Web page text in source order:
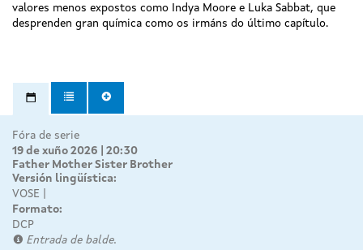
valores menos expostos como Indya Moore e Luka Sabbat, que
desprenden gran química como os irmáns do último capítulo.
Fóra de serie
19 de xuño 2026 | 20:30
Father Mother Sister Brother
Versión lingüística:
VOSE
Formato:
DCP
Entrada de balde.